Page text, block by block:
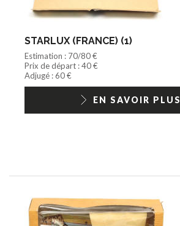
STARLUX (FRANCE) (1)
Estimation : 70/80 €
Prix de départ : 40 €
Adjugé : 60 €
EN SAVOIR PLUS